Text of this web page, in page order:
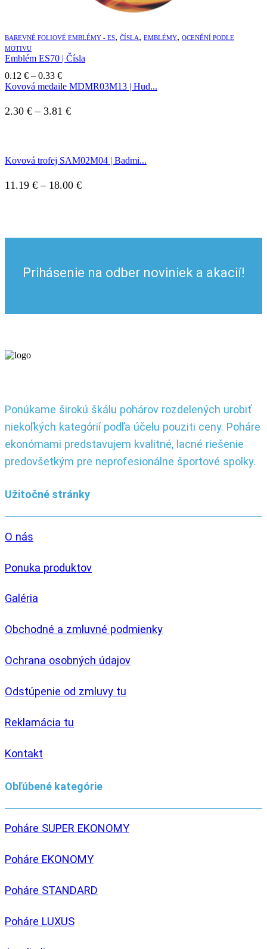
BAREVNÉ FOLIOVÉ EMBLÉMY - ES, ČÍSLA, EMBLÉMY, OCENĚNÍ PODLE
MOTIVU
Emblém ES70 | Čísla
0.12 € – 0.33 €Price
range:
through
0.33 €
Kovová medaile MDMR03M13 | Hud...
2.30 € – 3.81 €Price
through
3.81 €
Kovová trofej SAM02M04 | Badmi...
11.19 € – 18.00 €Price
through
Prihásenie na odber noviniek a akacií!
Ponúkame širokú škálu pohárov rozdelených urobiť
niekoľkých kategórií podľa účelu pouziti ceny. Poháre
ekonómami predstavujem kvalitné, lacné riešenie
predovšetkým pre neprofesionálne športové spolky.
Užitočné stránky
O nás
Ponuka produktov
Galéria
Obchodné a zmluvné podmienky
Ochrana osobných údajov
Odstúpenie od zmluvy tu
Reklamácia tu
Kontakt
Obľúbené kategórie
Poháre SUPER EKONOMY
Poháre EKONOMY
Poháre STANDARD
Poháre LUXUS